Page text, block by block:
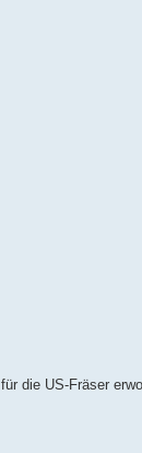
die US-Fräser